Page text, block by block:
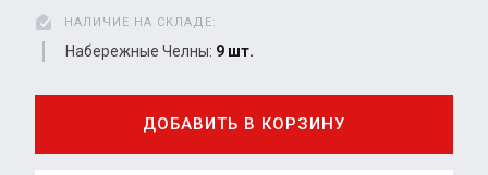
НАЛИЧИЕ НА СКЛАДЕ:
Набережные Челны: 9 шт.
ДОБАВИТЬ В КОРЗИНУ